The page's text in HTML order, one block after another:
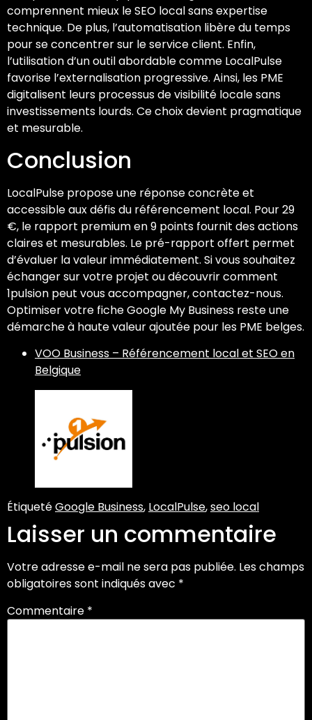
comprennent mieux le SEO local sans expertise
technique. De plus, l’automatisation libère du temps
pour se concentrer sur le service client. Enfin,
l’utilisation d’un outil abordable comme LocalPulse
favorise l’externalisation progressive. Ainsi, les PME
digitalisent leurs processus de visibilité locale sans
investissements lourds. Ce choix devient pragmatique
et mesurable.
Conclusion
LocalPulse propose une réponse concrète et
accessible aux défis du référencement local. Pour 29
€, le rapport premium en 9 points fournit des actions
claires et mesurables. Le pré-rapport offert permet
d’évaluer la valeur immédiatement. Si vous souhaitez
échanger sur votre projet ou découvrir comment
1pulsion peut vous accompagner, contactez-nous.
Optimiser votre fiche Google My Business reste une
démarche à haute valeur ajoutée pour les PME belges.
VOO Business – Référencement local et SEO en
Belgique
ÉtiquetéGoogle Business, LocalPulse,seo local
Laisser un commentaire
Votre adresse e-mail ne sera pas publiée. Les champs
obligatoires sont indiqués avec *
Commentaire *